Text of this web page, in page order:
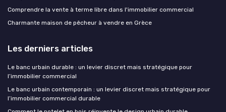
Comprendre la vente à terme libre dans l'immobilier commercial
Charmante maison de pêcheur à vendre en Grèce
Les derniers articles
Le banc urbain durable : un levier discret mais stratégique pour
l’immobilier commercial
Le banc urbain contemporain : un levier discret mais stratégique pour
l’immobilier commercial durable